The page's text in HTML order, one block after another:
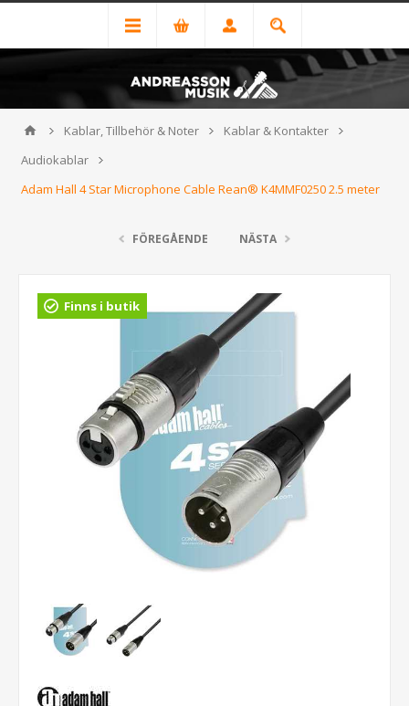
Kablar, Tillbehör & Noter
Kablar & Kontakter
Audiokablar
Adam Hall 4 Star Microphone Cable Rean® K4MMF0250 2.5 meter
FÖREGÅENDE NÄSTA
Finns i butik